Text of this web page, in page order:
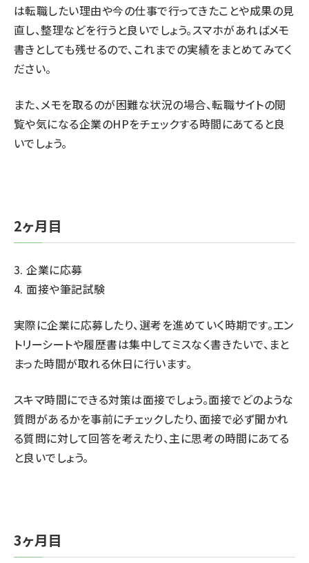
は転職したい理由や今の仕事で行ってきたことや成果の見
直し、整理などを行うと良いでしょう。スマホがあればメモ
書きとしても残せるので、これまでの実績をまとめてみてく
ださい。
また、メモを取るのが困難な状況の場合、転職サイトの閲
覧や気になる企業のHPをチェックする時間にあてると良
いでしょう。
2ヶ月目
3. 企業に応募
4. 面接や筆記試験
実際に企業に応募したり、選考を進めていく時期です。エン
トリーシートや履歴書は集中してミスなく書きたいで、まと
まった時間が取れる休日に行います。
スキマ時間にできる対策は面接でしょう。面接でどのような
質問があるかを事前にチェックしたり、面接で必ず聞かれ
る質問に対して回答を考えたり、主に思考の時間にあてる
と良いでしょう。
3ヶ月目